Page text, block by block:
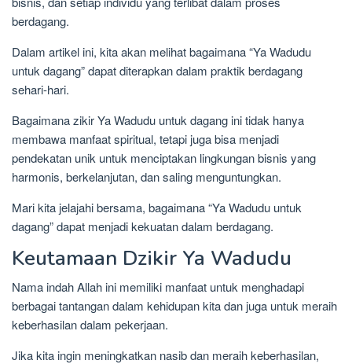
berdagang.
Dalam artikel ini, kita akan melihat bagaimana “Ya Wadudu
untuk dagang” dapat diterapkan dalam praktik berdagang
sehari-hari.
Bagaimana zikir Ya Wadudu untuk dagang ini tidak hanya
membawa manfaat spiritual, tetapi juga bisa menjadi
pendekatan unik untuk menciptakan lingkungan bisnis yang
harmonis, berkelanjutan, dan saling menguntungkan.
Mari kita jelajahi bersama, bagaimana “Ya Wadudu untuk
dagang” dapat menjadi kekuatan dalam berdagang.
Keutamaan Dzikir Ya Wadudu
Nama indah Allah ini memiliki manfaat untuk menghadapi
berbagai tantangan dalam kehidupan kita dan juga untuk meraih
keberhasilan dalam pekerjaan.
Jika kita ingin meningkatkan nasib dan meraih keberhasilan,